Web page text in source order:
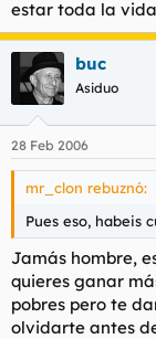
estar toda la vida
buc
Asiduo
28 Feb 2006
mr_clon rebuznó:
Pues eso, habeis
Jamás hombre,
quieres ganar
pobres pero te
olvidarte antes